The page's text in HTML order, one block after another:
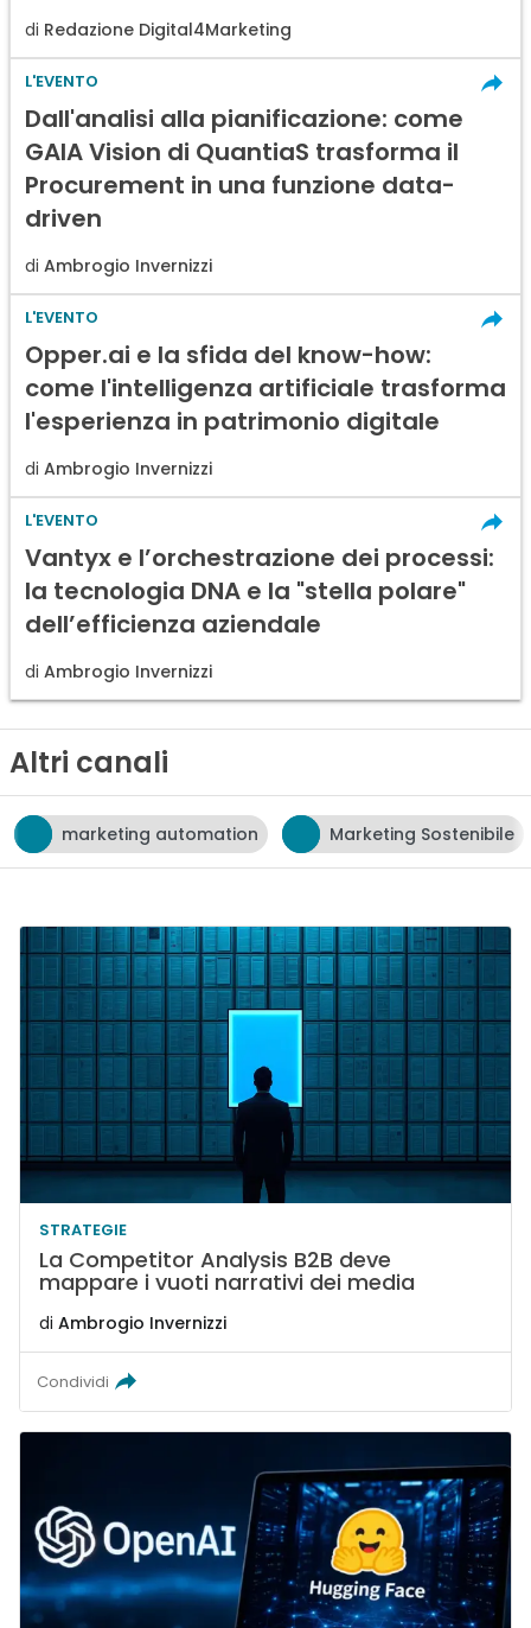
di Redazione Digital4Marketing
L'EVENTO
Dall'analisi alla pianificazione: come
GAIA Vision di QuantiaS trasforma il
Procurement in una funzione data-
driven
di Ambrogio Invernizzi
L'EVENTO
Opper.ai e la sfida del know-how:
come l'intelligenza artificiale trasforma
l'esperienza in patrimonio digitale
di Ambrogio Invernizzi
L'EVENTO
Vantyx e l’orchestrazione dei processi:
la tecnologia DNA e la "stella polare"
dell’efficienza aziendale
di Ambrogio Invernizzi
Altri canali
Marketing Sostenibile
STRATEGIE
La Competitor Analysis B2B deve
mappare i vuoti narrativi dei media
di Ambrogio Invernizzi
Condividi